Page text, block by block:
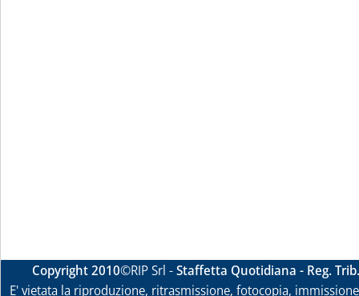
Copyright 2010©RIP Srl -Staffetta Quotidiana - Reg.
E' vietata la riproduzione, ritrasmissione, fotocopia,